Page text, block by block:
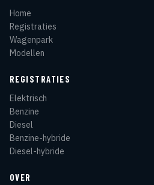
Home
Registraties
Wagenpark
Modellen
REGISTRATIES
Elektrisch
Benzine
Diesel
Benzine-hybride
Diesel-hybride
OVER